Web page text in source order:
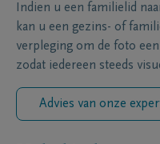
Indien u een familielid
kan u een gezins- of
verpleging om de foto
zodat iedereen steeds
Advies van onze